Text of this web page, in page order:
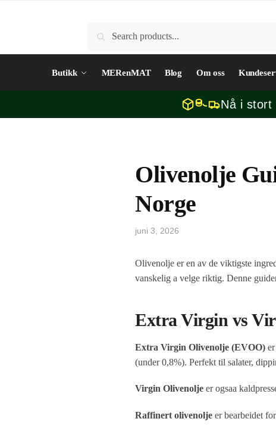
Søk
Søk
Butikk MERenMAT Blog Om oss
Nå i stort
Olivenolje
Norge
juni 3, 2026
Olivenolje er en av de viktigste
vanskelig a velge riktig. Denne
Extra Virgin vs
Extra Virgin Olivenolje (EVOO)
(under 0,8%). Perfekt til salater,
Virgin Olivenolje er ogsaa
Raffinert olivenolje er bearbeidet